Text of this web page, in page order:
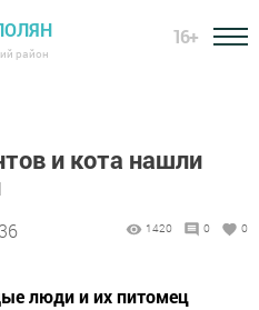
район
16+
и кота нашли
1420 0 0
люди и их питомец